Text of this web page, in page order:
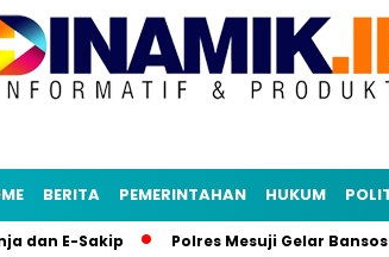
BERITA PEMERINTAHAN HUKUM
dan E-Sakip Polres Mesuji Gelar Bansos